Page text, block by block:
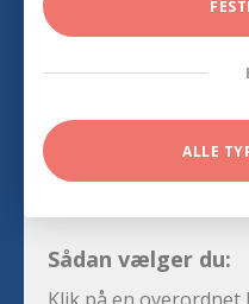
ALLE
Sådan vælger du: